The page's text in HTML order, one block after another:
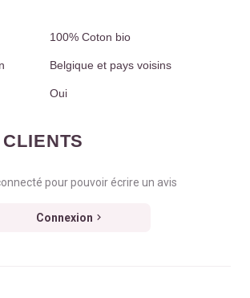
100% Coton bio
Belgique et pays voisins
Oui
pour pouvoir écrire un avis
Connexion